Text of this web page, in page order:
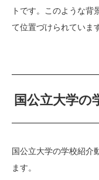
トです。このような背
て位置づけられています
国公立大学の
国公立大学の学校紹介
ます。